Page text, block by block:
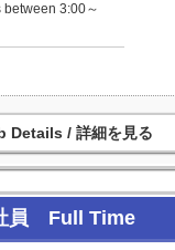
between 3:00～
詳細を見る
員 Full Time